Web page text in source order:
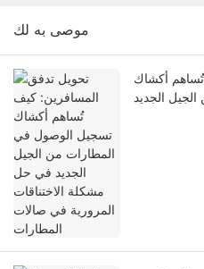
موصى به لك
أكشاك
الجديد